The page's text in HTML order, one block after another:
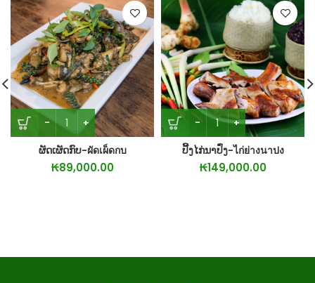
ຜັດເຜັດກົບ-ผัดเผ็ดกบ
₭89,000.00
ປີ້ງໄກ່ນາປົ່ງ-ไก่ย่างนาปง
₭149,000.00